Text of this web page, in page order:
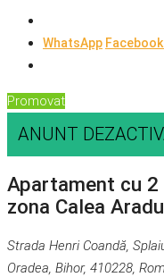
WhatsApp Facebook
Promovat
ANUNT
Apartament cu 2
zona Calea
Strada Henri Coandă,
Oradea, Bihor, 410228,